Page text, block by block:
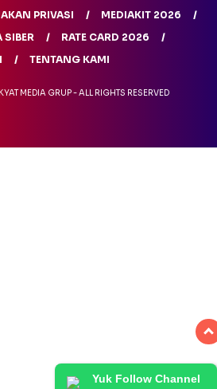
Yuk Follow Channel
PRIVASI
MEDIAKIT 2026
SIBER
RATE CARD 2026
TENTANG KAMI
MEDIA GRUP - ALL RIGHTS RESERVED